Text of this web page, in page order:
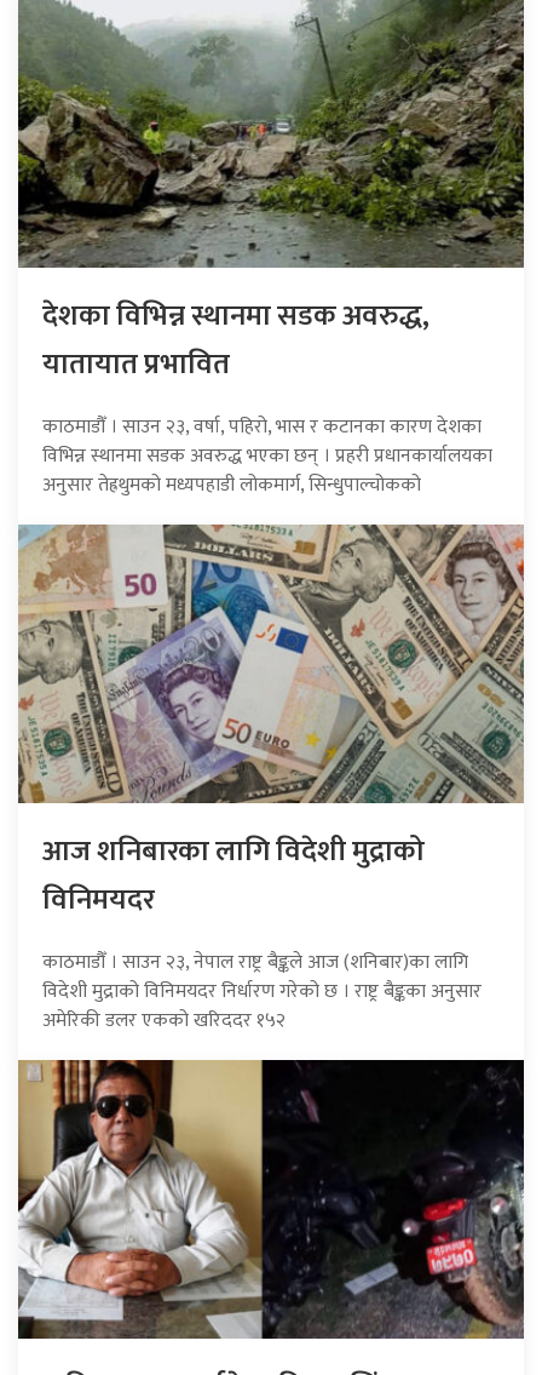
देशका विभिन्न स्थानमा सडक अवरुद्ध,
यातायात प्रभावित
काठमाडौँ । साउन २३, वर्षा, पहिरो, भास र कटानका कारण देशका
विभिन्न स्थानमा सडक अवरुद्ध भएका छन् । प्रहरी प्रधानकार्यालयका
अनुसार तेह्रथुमको मध्यपहाडी लोकमार्ग, सिन्धुपाल्चोकको
आज शनिबारका लागि विदेशी मुद्राको
विनिमयदर
काठमाडौँ । साउन २३, नेपाल राष्ट्र बैङ्कले आज (शनिबार)का लागि
विदेशी मुद्राको विनिमयदर निर्धारण गरेको छ । राष्ट्र बैङ्कका अनुसार
अमेरिकी डलर एकको खरिददर १५२